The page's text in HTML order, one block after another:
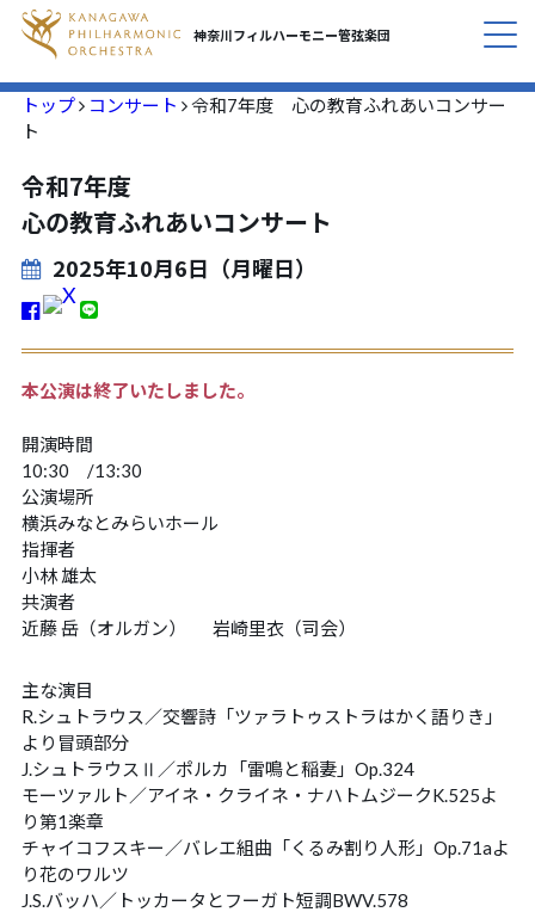
神奈川フィルハーモニー管弦楽団
コンサート CONCERT
私たちについて
活動紹介 INITIATIVES
定期会員のご案内 SUBSCRIPTION
お知らせ NEWS
お問い合わせ
チケット購入
演奏会アーカイブ CD・グッズのご紹介
サイトポリシー 応援マスコット「ブルーダル」
トップ コンサート
令和7年度 心の教育ふれあいコンサー
ト
令和7年度
心の教育ふれあいコンサート
2025年10月6日（月曜日）
本公演は終了いたしました。
開演時間
10:30
13:30
公演場所
横浜みなとみらいホール
指揮者
小林 雄太
共演者
近藤 岳（オルガン）
岩崎里衣（司会）
主な演目
R.シュトラウス／交響詩「ツァラトゥストラはかく語りき」
より冒頭部分
J.シュトラウスⅡ／ポルカ「雷鳴と稲妻」Op.324
モーツァルト／アイネ・クライネ・ナハトムジークK.525よ
り第1楽章
チャイコフスキー／バレエ組曲「くるみ割り人形」Op.71aよ
り花のワルツ
J.S.バッハ／トッカータとフーガト短調BWV.578